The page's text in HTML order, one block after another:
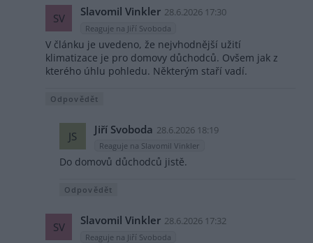
SV Slavomil Vinkler 28.6.2026 17:30
Reaguje na Jiří Svoboda
V článku je uvedeno, že nejvhodnější užití
klimatizace je pro domovy důchodců. Ovšem jak z
kterého úhlu pohledu. Některým staří vadí.
Odpovědět
JS Jiří Svoboda 28.6.2026 18:19
Reaguje na Slavomil Vinkler
Do domovů důchodců jistě.
Odpovědět
SV Slavomil Vinkler 28.6.2026 17:32
Reaguje na Jiří Svoboda